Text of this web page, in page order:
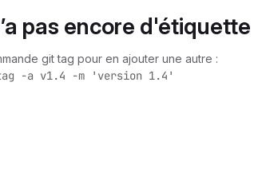
pas encore d'étiquette
git tag pour en ajouter une autre :
-a v1.4 -m 'version 1.4'